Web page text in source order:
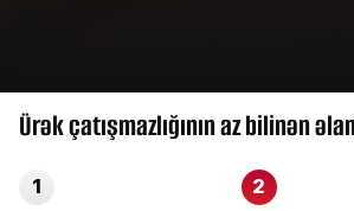
Ürək çatışmazlığının az bilinən
1 2